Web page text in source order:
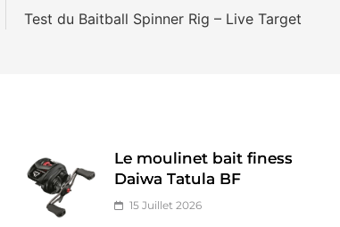
Test du Baitball Spinner Rig – Live Target
Le moulinet bait finess
Daiwa Tatula BF
15 Juillet 2026